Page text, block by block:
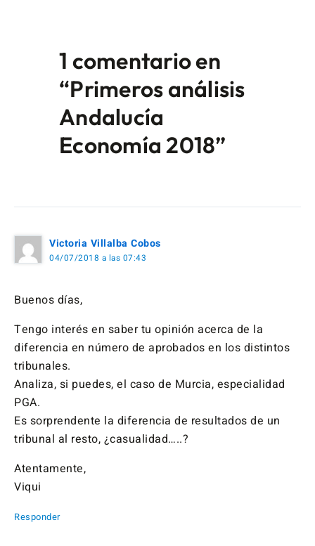
1 comentario en
“Primeros análisis
Andalucía
Economía 2018”
Victoria Villalba Cobos
04/07/2018 a las 07:43
Buenos días,
Tengo interés en saber tu opinión acerca de la
diferencia en número de aprobados en los distintos
tribunales.
Analiza, si puedes, el caso de Murcia, especialidad
PGA.
Es sorprendente la diferencia de resultados de un
tribunal al resto, ¿casualidad…..?
Atentamente,
Viqui
Responder